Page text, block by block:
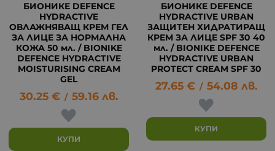
БИОНИКЕ DEFENCE
HYDRACTIVE
ОВЛАЖНЯВАЩ КРЕМ ГЕЛ
ЗА ЛИЦЕ ЗА НОРМАЛНА
КОЖА 50 мл. / BIONIKE
DEFENCE HYDRACTIVE
MOISTURISING CREAM
GEL
30.25 € / 59.16 лв.
КУПИ
БИОНИКЕ DEFENCE
HYDRACTIVE URBAN
ЗАЩИТЕН ХИДРАТИРАЩ
КРЕМ ЗА ЛИЦЕ SPF 30 40
мл. / BIONIKE DEFENCE
HYDRACTIVE URBAN
PROTECT CREAM SPF 30
27.65 € / 54.08 лв.
КУПИ